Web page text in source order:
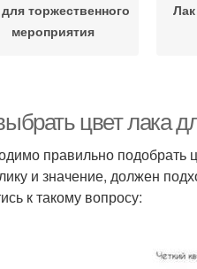
торжественного
мероприятия
цвет лака
правильно подобрать
и значение, должен
к такому вопросу: